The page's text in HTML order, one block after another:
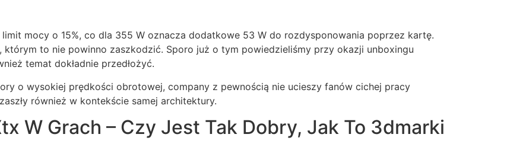
mocy o 15%, co dla 355 W oznacza dodatkowe 53 W do rozdysponowania poprzez kartę.
którym to nie powinno zaszkodzić. Sporo już o tym powiedzieliśmy przy okazji unboxingu
temat dokładnie przedłożyć.
o wysokiej prędkości obrotowej, company z pewnością nie ucieszy fanów cichej pracy
również w kontekście samej architektury.
W Grach – Czy Jest Tak Dobry, Jak To 3dmarki